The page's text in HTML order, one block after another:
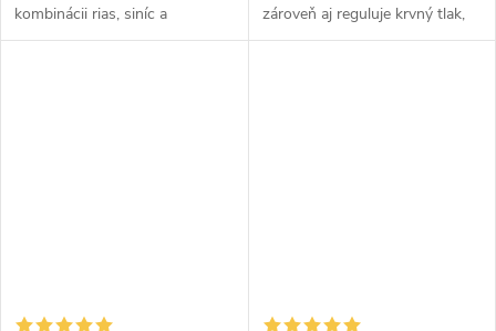
kombinácii rias, siníc a
jačmienku.
zároveň aj reguluje krvný tlak,
znižuje cholesterol, preosieva